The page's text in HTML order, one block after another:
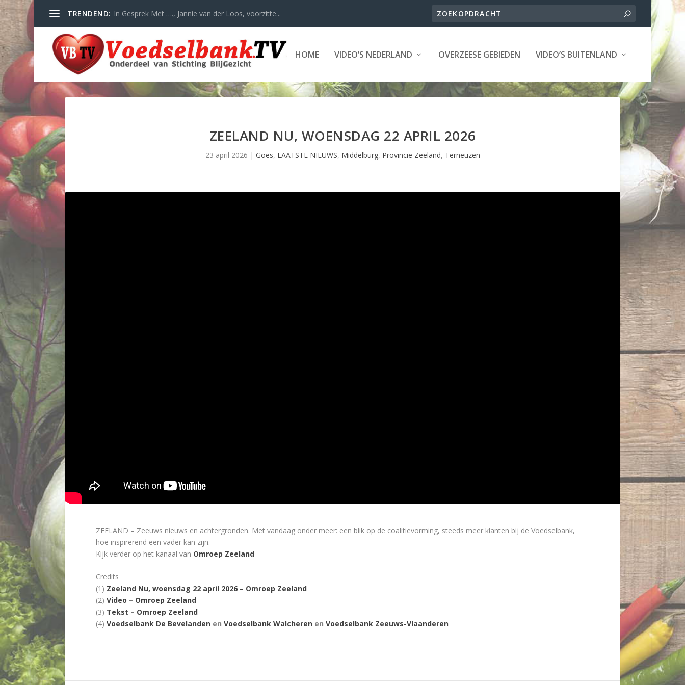
TRENDEND: In Gesprek Met …., Jannie van der Loos, voorzitte...
HOME VIDEO’S NEDERLAND OVERZEESE GEBIEDEN VIDEO’S BUITENLAND
ZEELAND NU, WOENSDAG 22 APRIL 2026
23 april 2026 | Goes, LAATSTE NIEUWS, Middelburg, Provincie Zeeland, Terneuzen
ZEELAND – Zeeuws nieuws en achtergronden. Met vandaag onder meer: een blik op de coalitievorming, steeds meer klanten bij de Voedselbank,
hoe inspirerend een vader kan zijn.
Kijk verder op het kanaal van Omroep Zeeland
Credits
(1) Zeeland Nu, woensdag 22 april 2026 – Omroep Zeeland
(2) Video – Omroep Zeeland
(3) Tekst – Omroep Zeeland
(4) Voedselbank De Bevelandenen Voedselbank Walcherenen Voedselbank Zeeuws-Vlaanderen